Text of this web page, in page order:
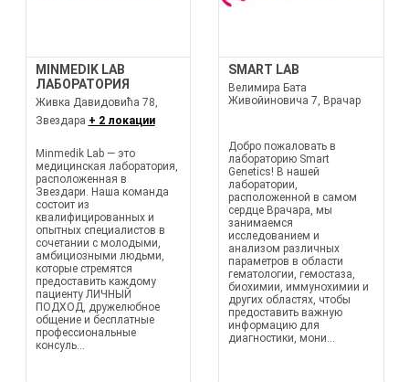
MINMEDIK LAB
ЛАБОРАТОРИЯ
Живка Давидовића 78,
Звездара + 2 локации
Minmedik Lab — это
медицинская лаборатория,
расположенная в
Звездари. Наша команда
состоит из
квалифицированных и
опытных специалистов в
сочетании с молодыми,
амбициозными людьми,
которые стремятся
предоставить каждому
пациенту ЛИЧНЫЙ
ПОДХОД, дружелюбное
общение и бесплатные
профессиональные
консуль...
SMART LAB
Велимира Бата
Живойиновича 7, Врачар
Добро пожаловать в
лабораторию Smart
Genetics! В нашей
лаборатории,
расположенной в самом
сердце Врачара, мы
занимаемся
исследованием и
анализом различных
параметров в области
гематологии, гемостаза,
биохимии, иммунохимии и
других областях, чтобы
предоставить важную
информацию для
диагностики, мони...